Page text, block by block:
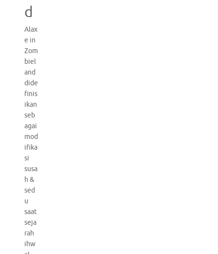
d
Alax
e in
Zom
biel
and
dide
finis
ikan
seb
agai
mod
ifika
si
susa
h &
sed
u
saat
seja
rah
ihw